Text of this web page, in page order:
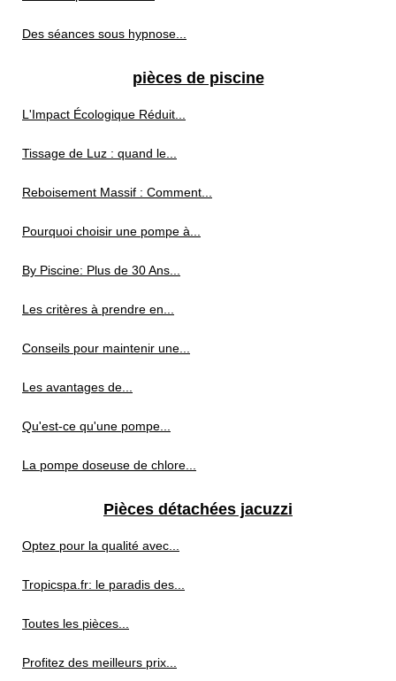
Des séances sous hypnose...
pièces de piscine
L'Impact Écologique Réduit...
Tissage de Luz : quand le...
Reboisement Massif : Comment...
Pourquoi choisir une pompe à...
By Piscine: Plus de 30 Ans...
Les critères à prendre en...
Conseils pour maintenir une...
Les avantages de...
Qu'est-ce qu'une pompe...
La pompe doseuse de chlore...
Pièces détachées jacuzzi
Optez pour la qualité avec...
Tropicspa.fr: le paradis des...
Toutes les pièces...
Profitez des meilleurs prix...